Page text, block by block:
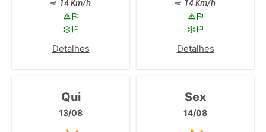
14 Km/h
Detalhes
14 Km/h
Detalhes
Qui
13/08
Sex
14/08